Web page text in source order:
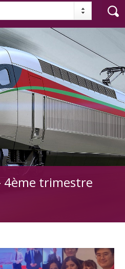
4ème trimestre